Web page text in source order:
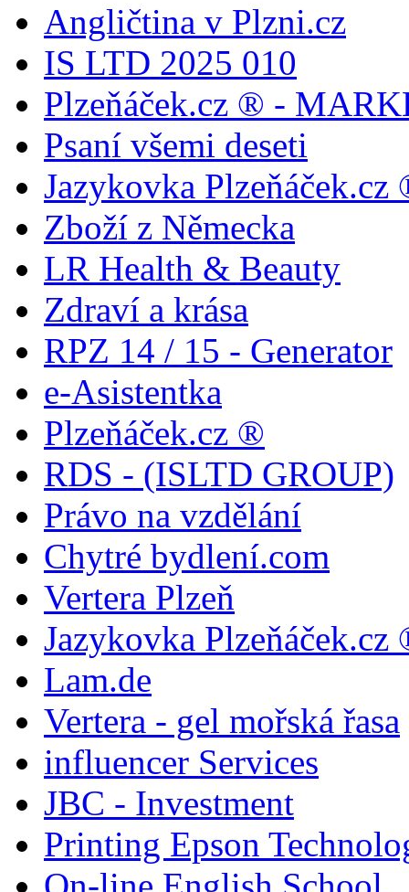
Angličtina v Plzni.cz
IS LTD 2025 010
Plzeňáček.cz ® -
Psaní všemi deseti
Jazykovka
Zboží z Německa
LR Health & Beauty
Zdraví a krása
RPZ 14 / 15 - Generator
e-Asistentka
Plzeňáček.cz ®
RDS - (ISLTD GROUP)
Právo na vzdělání
Chytré bydlení.com
Vertera Plzeň
Jazykovka
Lam.de
Vertera - gel mořská řasa
influencer Services
JBC - Investment
Printing Epson